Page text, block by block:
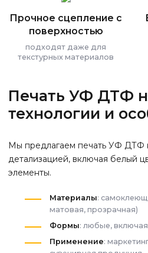
Прочное сцепление с
поверхностью
подходят даже для
текстурных материалов
Печать УФ ДТФ
технологии и
Мы предлагаем печать УФ ДТФ
детализацией, включая белый
элементы.
Материалы:
матовая, прозрачная)
Формы: любые,
Применение: